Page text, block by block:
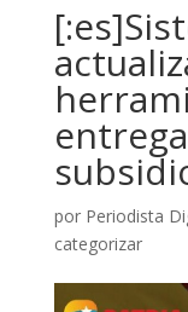
por Periodista
categorizar